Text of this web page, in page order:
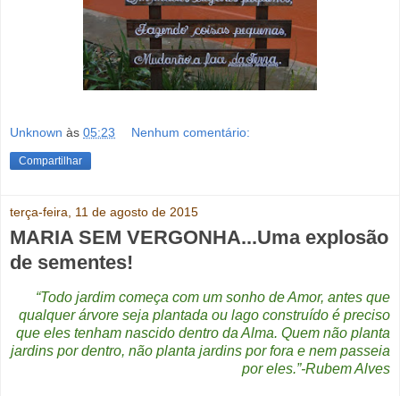
Unknown às 05:23 Nenhum comentário:
Compartilhar
terça-feira, 11 de agosto de 2015
MARIA SEM VERGONHA...Uma explosão
de sementes!
“Todo jardim começa com um sonho de Amor, antes que
qualquer árvore seja plantada ou lago construído é preciso
que eles tenham nascido dentro da Alma. Quem não planta
jardins por dentro, não planta jardins por fora e nem passeia
por eles.”-Rubem Alves